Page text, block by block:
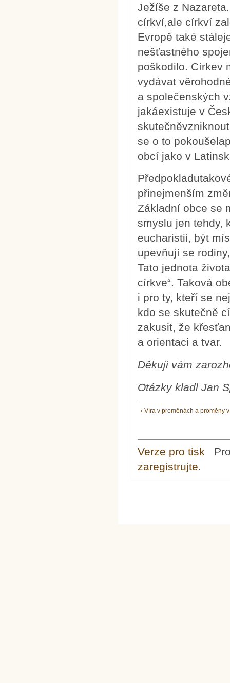
Ježíše z
církví,ale církví
Evropě také
nešťastného
poškodilo. Církev
vydávat
a společenských
jakáexistuje v
se o to
obcí jako v
přinejmenším
Základní obce se
smyslu jen tehdy,
eucharistii, být
upevňují se
Tato jednota
církve“. Taková
i pro ty, kteří se
kdo se skutečně
zakusit, že
a orientaci a tvar.
Děkuji vám
Otázky kladl Jan
‹ Víra v proměnách a proměny
Verze pro tisk
zaregistrujte.